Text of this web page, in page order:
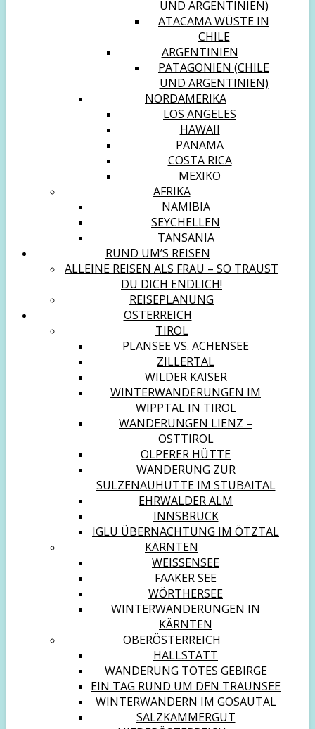
UND ARGENTINIEN)
ATACAMA WÜSTE IN
CHILE
ARGENTINIEN
PATAGONIEN (CHILE
UND ARGENTINIEN)
NORDAMERIKA
LOS ANGELES
HAWAII
PANAMA
COSTA RICA
MEXIKO
AFRIKA
NAMIBIA
SEYCHELLEN
TANSANIA
RUND UM’S REISEN
ALLEINE REISEN ALS FRAU – SO TRAUST
DU DICH ENDLICH!
REISEPLANUNG
ÖSTERREICH
TIROL
PLANSEE VS. ACHENSEE
ZILLERTAL
WILDER KAISER
WINTERWANDERUNGEN IM
WIPPTAL IN TIROL
WANDERUNGEN LIENZ –
OSTTIROL
OLPERER HÜTTE
WANDERUNG ZUR
SULZENAUHÜTTE IM STUBAITAL
EHRWALDER ALM
INNSBRUCK
IGLU ÜBERNACHTUNG IM ÖTZTAL
KÄRNTEN
WEISSENSEE
FAAKER SEE
WÖRTHERSEE
WINTERWANDERUNGEN IN
KÄRNTEN
OBERÖSTERREICH
HALLSTATT
WANDERUNG TOTES GEBIRGE
EIN TAG RUND UM DEN TRAUNSEE
WINTERWANDERN IM GOSAUTAL
SALZKAMMERGUT